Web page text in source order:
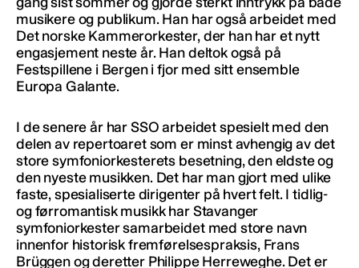
musikere og publikum. Han har også arbeidet med
Det norske Kammerorkester, der han har et nytt
engasjement neste år. Han deltok også på
Festspillene i Bergen i fjor med sitt ensemble
Europa Galante.
I de senere år har SSO arbeidet spesielt med den
delen av repertoaret som er minst avhengig av det
store symfoniorkesterets besetning, den eldste og
den nyeste musikken. Det har man gjort med ulike
faste, spesialiserte dirigenter på hvert felt. I tidlig-
og førromantisk musikk har Stavanger
symfoniorkester samarbeidet med store navn
innenfor historisk fremførelsespraksis, Frans
Brüggen og deretter Philippe Herreweghe. Det er